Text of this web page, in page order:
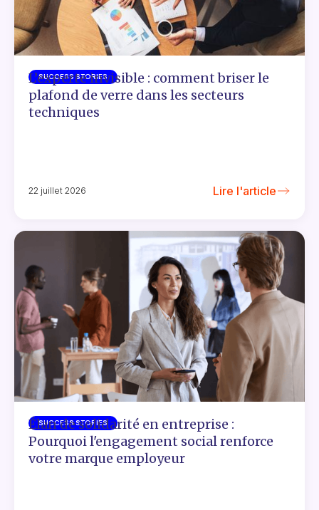
SUCCESS STORIES
L’experte invisible : comment briser le
plafond de verre dans les secteurs
techniques
22 juillet 2026 Lire l'article
SUCCESS STORIES
Élan de solidarité en entreprise :
Pourquoi l'engagement social renforce
votre marque employeur